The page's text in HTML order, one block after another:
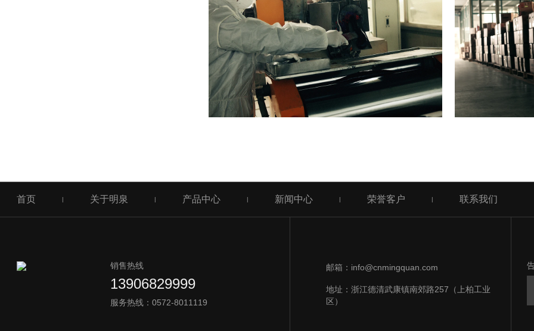
首页 | 关于明泉 | 产品中心 | 新闻中心 | 荣誉客户 | 联系我们
销售热线
13906829999
服务热线：0572-8011119
邮箱：info@cnmingquan.com
地址：浙江德清武康镇南郊路257（上柏工业
区）